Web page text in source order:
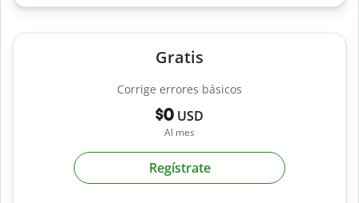
Gratis
Corrige errores básicos
$0 USD
Al mes
Regístrate